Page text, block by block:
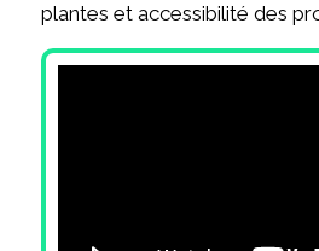
plantes et accessibilité des